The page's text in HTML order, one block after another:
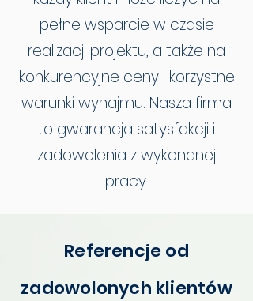
pełne wsparcie w czasie
realizacji projektu, a także na
konkurencyjne ceny i korzystne
warunki wynajmu. Nasza firma
to gwarancja satysfakcji i
zadowolenia z wykonanej
pracy.
Referencje od
zadowolonych klientów